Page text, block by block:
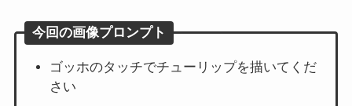
今回の画像プロンプト
ゴッホのタッチでチューリップを描いてくだ
さい